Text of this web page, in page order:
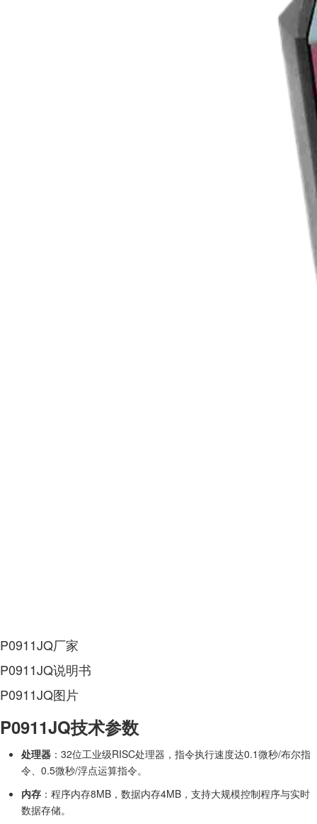
P0911JQ厂家
P0911JQ说明书
P0911JQ图片
P0911JQ技术参数
处理器 ：32位工业级RISC处理器，指令执行速度达0.1微秒/布尔指
令、0.5微秒/浮点运算指令。
内存 ：程序内存8MB，数据内存4MB，支持大规模控制程序与实时
数据存储。